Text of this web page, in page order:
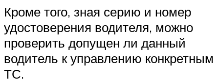
Кроме того, зная серию и номер
удостоверения водителя, можно
проверить допущен ли данный
водитель к управлению конкретным
ТС.